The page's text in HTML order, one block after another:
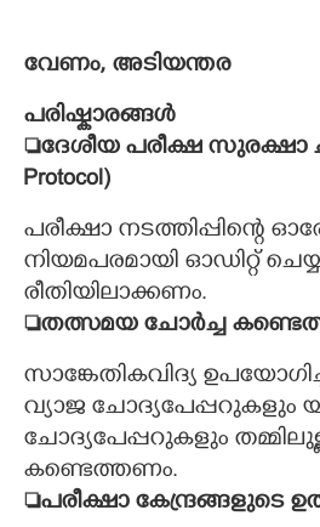
​വേണം, അടിയന്തര
പരിഷ്കാരങ്ങൾ
​ദേശീയ പരീക്ഷ സുരക്ഷാ
Protocol)
പരീക്ഷാ നടത്തിപ്പിന്റെ
നിയമപരമായി ഓഡിറ്റ്
രീതിയിലാക്കണം.
​തത്സമയ ചോർച്ച
സാങ്കേതികവിദ്യ
വ്യാജ ചോദ്യപേപ്പറുകളും
ചോദ്യപേപ്പറുകളും
കണ്ടെത്തണം.
​പരീക്ഷാ കേന്ദ്രങ്ങളുടെ